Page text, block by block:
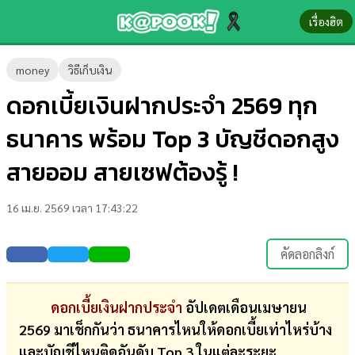
เรื่องฮิต
money วิธีเก็บเงิน
ดอกเบี้ยเงินฝากประจํา 2569 ทุก
ธนาคาร พร้อม Top 3 บัญชีดอกสูง
สายออม สายเซฟต้องรู้ !
16 เม.ย. 2569 เวลา 17:43:22
คัดลอกลิงก์
ดอกเบี้ยเงินฝากประจำ อัปเดตเดือนเมษายน
2569 มาเช็กกันว่า ธนาคารไหนให้ดอกเบี้ยเท่าไหร่บ้าง
ข่าว-
ความ
รู้
บันเทิง
ตรวจ
หวย
บอล
สด